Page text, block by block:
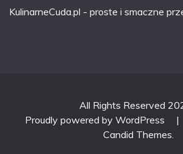
KulinarneCuda.pl - proste i smaczne
All Rights Reserved
Proudly powered by WordPress
|
Candid Themes.